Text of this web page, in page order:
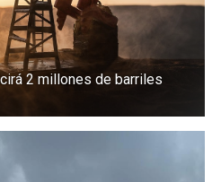
2 millones de barriles